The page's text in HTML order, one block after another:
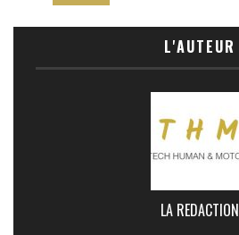
L'AUTEUR
LA REDACTION